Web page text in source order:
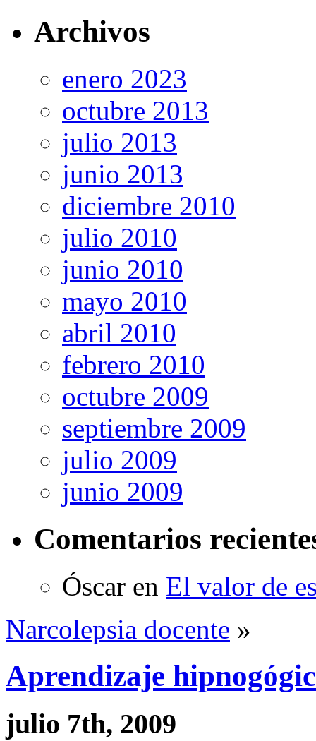
Archivos
enero 2023
octubre 2013
julio 2013
junio 2013
diciembre 2010
julio 2010
junio 2010
mayo 2010
abril 2010
febrero 2010
octubre 2009
septiembre 2009
julio 2009
junio 2009
Comentarios
Óscar en El valor de
Narcolepsia docente »
Aprendizaje
julio 7th, 2009